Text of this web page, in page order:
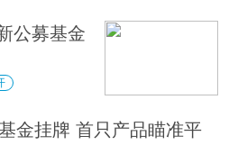
公募基金
金挂牌 首只产品瞄准平